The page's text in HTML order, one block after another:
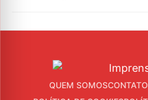
QUEM SOMOSCONTATO